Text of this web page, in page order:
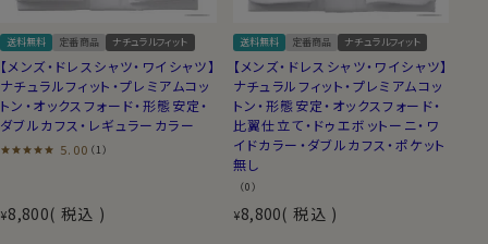
送料無料 定番商品 ナチュラルフィット
【メンズ・ドレスシャツ・ワイシャツ】
ナチュラルフィット・プレミアムコッ
トン・オックスフォード・形態安定・
ダブルカフス・レギュラーカラー
5.00 （1）
¥8,800 税込
送料無料 定番商品 ナチュラルフィット
【メンズ・ドレスシャツ・ワイシャツ】
ナチュラルフィット・プレミアムコッ
トン・形態安定・オックスフォード・
比翼仕立て・ドゥエボットーニ・ワ
イドカラー・ダブルカフス・ポケット
無し
（0）
¥8,800 税込